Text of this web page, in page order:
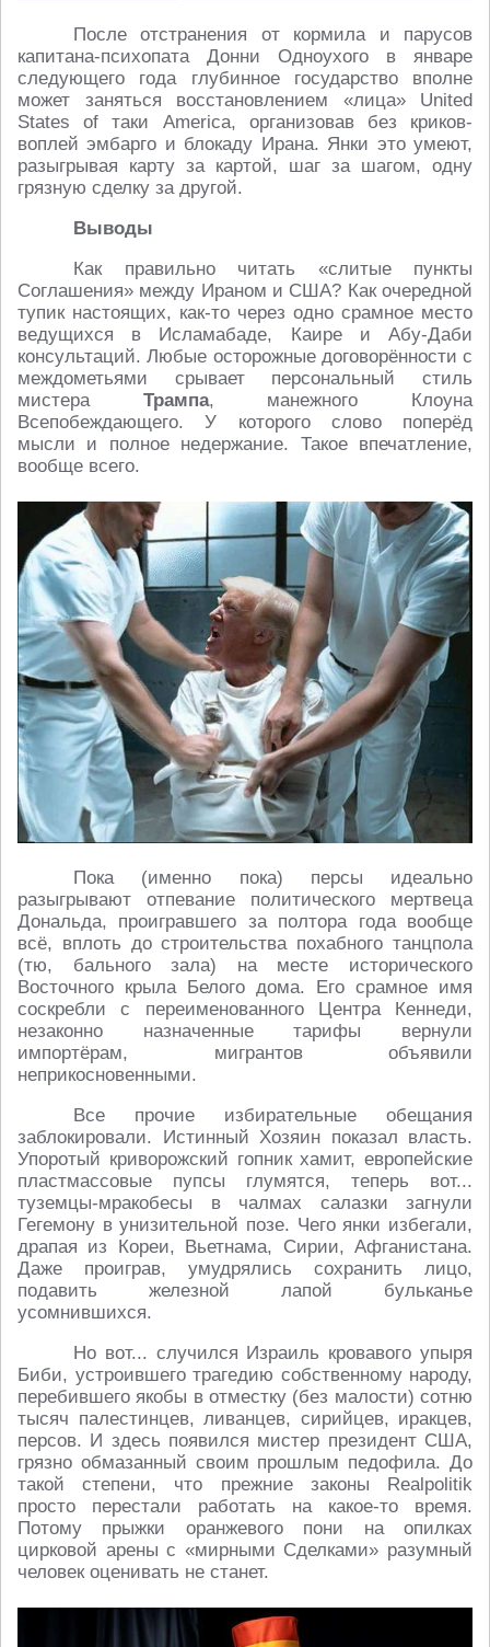
После отстранения от кормила и парусов
капитана-психопата Донни Одноухого в январе
следующего года глубинное государство вполне
может заняться восстановлением «лица» United
States of таки America, организовав без криков-
воплей эмбарго и блокаду Ирана. Янки это умеют,
разыгрывая карту за картой, шаг за шагом, одну
грязную сделку за другой.
Выводы
Как правильно читать «слитые пункты
Соглашения» между Ираном и США? Как очередной
тупик настоящих, как-то через одно срамное место
ведущихся в Исламабаде, Каире и Абу-Даби
консультаций. Любые осторожные договорённости с
междометьями срывает персональный стиль
мистера Трампа, манежного Клоуна
Всепобеждающего. У которого слово поперёд
мысли и полное недержание. Такое впечатление,
вообще всего.
Пока (именно пока) персы идеально
разыгрывают отпевание политического мертвеца
Дональда, проигравшего за полтора года вообще
всё, вплоть до строительства похабного танцпола
(тю, бального зала) на месте исторического
Восточного крыла Белого дома. Его срамное имя
соскребли с переименованного Центра Кеннеди,
незаконно назначенные тарифы вернули
импортёрам, мигрантов объявили
неприкосновенными.
Все прочие избирательные обещания
заблокировали. Истинный Хозяин показал власть.
Упоротый криворожский гопник хамит, европейские
пластмассовые пупсы глумятся, теперь вот...
туземцы-мракобесы в чалмах салазки загнули
Гегемону в унизительной позе. Чего янки избегали,
драпая из Кореи, Вьетнама, Сирии, Афганистана.
Даже проиграв, умудрялись сохранить лицо,
подавить железной лапой бульканье
усомнившихся.
Но вот... случился Израиль кровавого упыря
Биби, устроившего трагедию собственному народу,
перебившего якобы в отместку (без малости) сотню
тысяч палестинцев, ливанцев, сирийцев, иракцев,
персов. И здесь появился мистер президент США,
грязно обмазанный своим прошлым педофила. До
такой степени, что прежние законы Realpolitik
просто перестали работать на какое-то время.
Потому прыжки оранжевого пони на опилках
цирковой арены с «мирными Сделками» разумный
человек оценивать не станет.